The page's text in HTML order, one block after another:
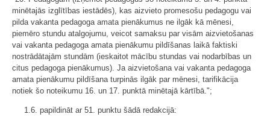
minētajās izglītības iestādēs), kas aizvieto promesošu pedagogu vai
pilda vakanta pedagoga amata pienākumus ne ilgāk kā mēnesi,
piemēro stundu atalgojumu, veicot samaksu par visām aizvietošanas
vai vakanta pedagoga amata pienākumu pildīšanas laikā faktiski
nostrādātajām stundām (ieskaitot mācību stundas vai nodarbības un
citus pedagoga pienākumus). Ja aizvietošana vai vakanta pedagoga
amata pienākumu pildīšana turpinās ilgāk par mēnesi, tarifikācija
notiek šo noteikumu 16. un 17. punktā minētajā kārtībā.";
1.6. papildināt ar 51. punktu šādā redakcijā: